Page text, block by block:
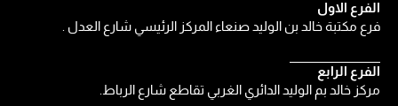
الفرع الاول
فرع مكتبة خالد بن الوليد صنعاء المركز الرئيسي شارع العدل .
الفرع الرابع
مركز خالد بم الوليد الدائري الغربي تقاطع شارع الرباط.